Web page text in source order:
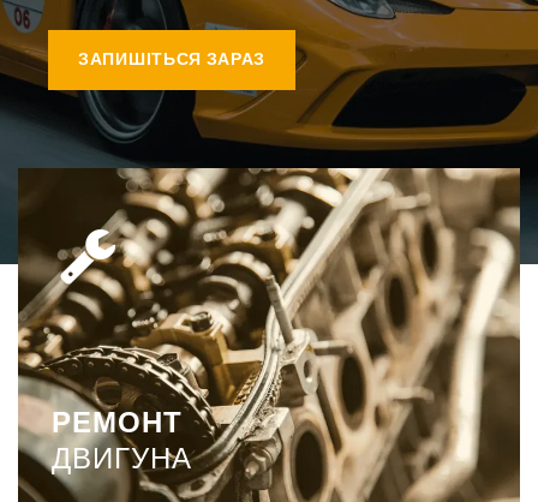
ЗАПИШІТЬСЯ ЗАРАЗ
РЕМОНТ
ДВИГУНА
РЕМОНТ
ДВИГУНА
Двигун – це серце будь-якого авто. І, за аналогією з
людським організмом, при неполадках із серцем
страждає весь організм.
ДЕТАЛЬНІШЕ